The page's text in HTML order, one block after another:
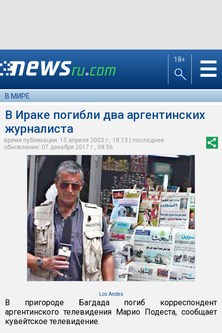
18+ ☰
В МИРЕ
В Ираке погибли два аргентинских
журналиста
время публикации: 15 апреля 2003 г., 18:13 | последнее
обновление: 07 декабря 2017 г., 08:56
Los Andes
В пригороде Багдада погиб корреспондент
аргентинского телевидения Марио Подеста, сообщает
кувейтское телевидение.